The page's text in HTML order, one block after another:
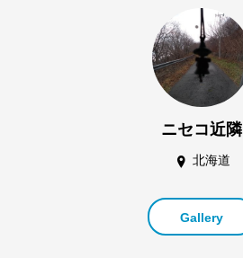
ニセコ近隣
北海道
Gallery